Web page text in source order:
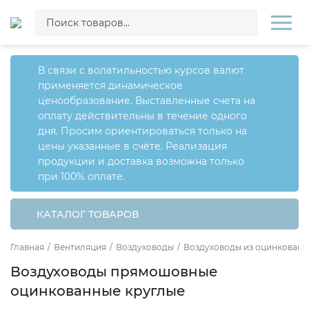
В связи с волатильностью курсов валют
применяется динамическое
ценообразование. Выставленные счета на
оплату действительны в течение одного
дня. Просим ориентироваться только на
цены указанные в счёте. Реализация
продукции и доставка возможна только
при 100% оплате.
КАТАЛОГ ТОВАРОВ
Главная / Вентиляция / Воздуховоды / Воздуховоды из
Воздуховоды прямошовные
оцинкованные круглые